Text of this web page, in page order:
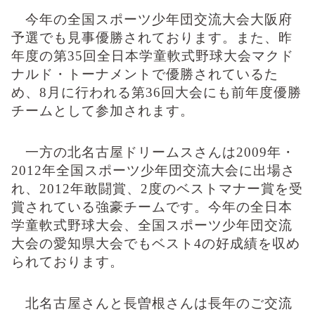
今年の全国スポーツ少年団交流大会大阪府
予選でも見事優勝されております。また、昨
年度の第35 回全日本学童軟式野球大会マクド
ナルド・トーナメントで優勝されているた
め、 8 月に行われる第36 回大会にも前年度優勝
チームとして参加されます。
一方の北名古屋ドリームスさんは2009年・
2012年全国スポーツ少年団交流大会に出場さ
れ、 2012年敢闘賞、 2度のベストマナー賞を受
賞されている強豪チームです。今年の全日本
学童軟式野球大会、全国スポーツ少年団交流
大会の愛知県大会でもベスト 4の好成績を収め
られております。
北名古屋さんと長曽根さんは長年のご交流